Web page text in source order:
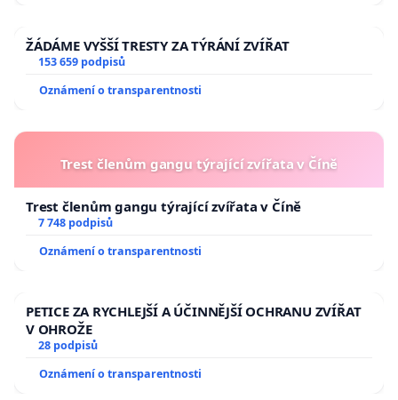
ŽÁDÁME VYŠŠÍ TRESTY ZA TÝRÁNÍ ZVÍŘAT
153 659 podpisů
Oznámení o transparentnosti
Trest členům gangu týrající zvířata v Číně
Trest členům gangu týrající zvířata v Číně
7 748 podpisů
Oznámení o transparentnosti
PETICE ZA RYCHLEJŠÍ A ÚČINNĚJŠÍ OCHRANU ZVÍŘAT
V OHROŽE
28 podpisů
Oznámení o transparentnosti